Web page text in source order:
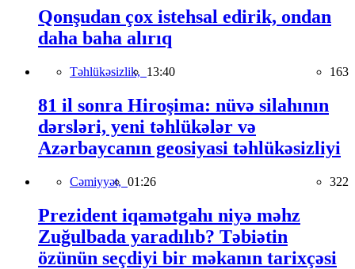
Qonşudan çox istehsal edirik, ondan
daha baha alırıq
Təhlükəsizlik, 13:40 163
81 il sonra Hiroşima: nüvə silahının
dərsləri, yeni təhlükələr və
Azərbaycanın geosiyasi təhlükəsizliyi
Cəmiyyət, 01:26 322
Prezident iqamətgahı niyə məhz
Zuğulbada yaradılıb? Təbiətin
özünün seçdiyi bir məkanın tarixçəsi